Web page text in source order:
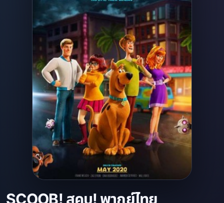
SCOOB! สคูบ! พากย์ไทย